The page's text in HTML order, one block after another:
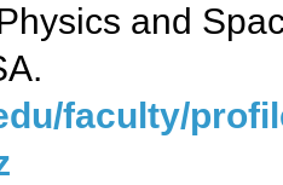
and
faculty/